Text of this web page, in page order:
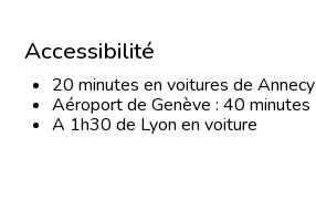
Accessibilité
20 minutes en voitures de Annecy
Aéroport de Genève : 40 minutes
A 1h30 de Lyon en voiture